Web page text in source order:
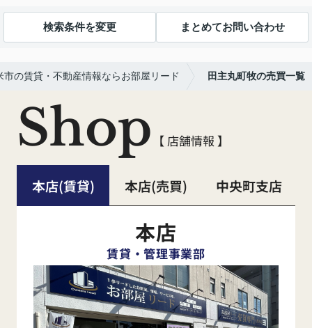
検索条件を変更 まとめてお問い合わせ
市の賃貸・不動産情報ならお部屋リード 田主丸町牧の売買一覧
Shop 【 店舗情報 】
本店(賃貸) 本店(売買) 中央町支店
本店
賃貸・管理事業部